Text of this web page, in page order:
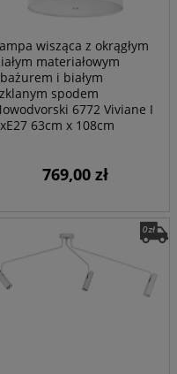
wisząca z okrągłym
materiałowym
i białym
spodem
6772 Viviane I
63cm x 108cm
769,00 zł